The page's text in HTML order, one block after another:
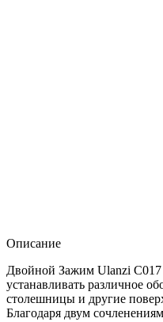
Описание
Двойной Зажим Ulanzi C017
устанавливать различное
столешницы и другие
Благодаря двум